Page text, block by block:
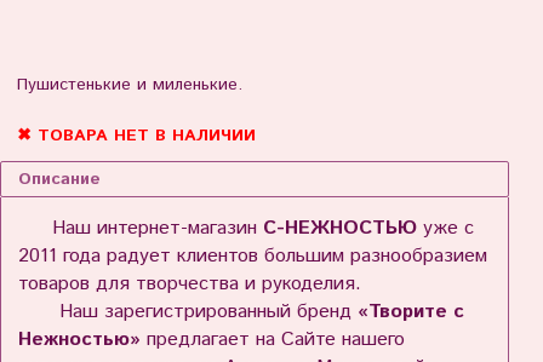
Пушистенькие и миленькие.
✖ ТОВАРА НЕТ В НАЛИЧИИ
Описание
Наш интернет-магазин С-НЕЖНОСТЬЮ уже с
2011 года радует клиентов большим разнообразием
товаров для творчества и рукоделия.
Наш зарегистрированный бренд «Творите с
Нежностью» предлагает на Сайте нашего